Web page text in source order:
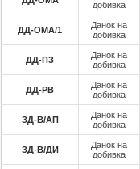
добивка
ДД-ОМА/1
Данок на
добивка
ДД-ПЗ
Данок на
добивка
ДД-РВ
Данок на
добивка
ЗД-В/АП
Данок на
добивка
ЗД-В/ДИ
Данок на
добивка